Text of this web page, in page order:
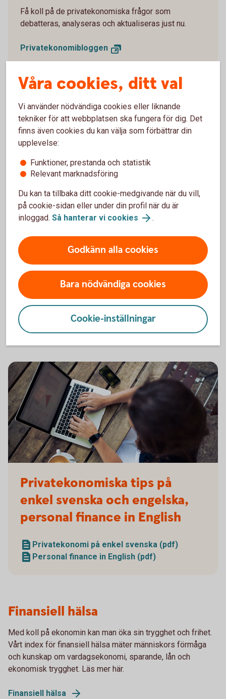
Få koll på de privatekonomiska frågor som
debatteras, analyseras och aktualiseras just nu.
Privatekonomibloggen
Woman charging electric car
Föreläsning: Privatekonomi
för kvinnor
Intresset bland kvinnor för privatekonomi är
rekordstort, och sju av tio kvinnor vill lära sig mer. Är
du en av dem? Då är du varmt välkommen till någon
av våra föreläsningar.
Gå på föreläsning och få tips
Privatekonomiska tips på
enkel svenska och engelska,
personal finance in English
Privatekonomi på enkel svenska (pdf)
Personal finance in English (pdf)
Finansiell hälsa
Med koll på ekonomin kan man öka sin trygghet och frihet.
Vårt index för finansiell hälsa mäter människors förmåga
och kunskap om vardagsekonomi, sparande, lån och
ekonomisk trygghet. Läs mer här.
Finansiell hälsa
Våra cookies, ditt val
Vi använder nödvändiga cookies eller liknande
tekniker för att webbplatsen ska fungera för dig. Det
finns även cookies du kan välja som förbättrar din
upplevelse:
Funktioner, prestanda och statistik
Relevant marknadsföring
Du kan ta tillbaka ditt cookie-medgivande när du vill,
på cookie-sidan eller under din profil när du är
inloggad. Så hanterar vi cookies .
Godkänn alla cookies
Bara nödvändiga cookies
Cookie-inställningar